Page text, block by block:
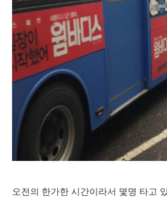
오전의 한가한 시간이라서 몇명 타고